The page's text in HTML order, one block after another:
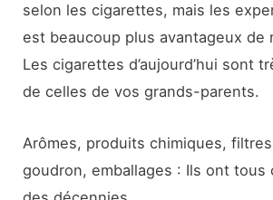
selon les cigarettes, mais les
est beaucoup plus avantageux de
Les cigarettes d’aujourd’hui sont
de celles de vos grands-parents.
Arômes, produits chimiques,
goudron, emballages : Ils ont tous